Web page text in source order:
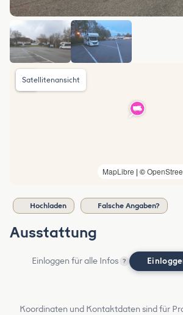
MapLibre | ©
Satellitenansicht
Hochladen Falsche Angaben?
Ausstattung
Einloggen für alle Infos ?
Koordinaten und Kontaktdaten sind für